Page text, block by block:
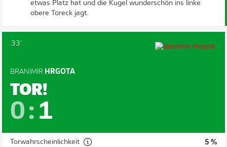
etwas Platz hat und die Kugel wunderschön ins linke
obere Toreck jagt.
33'
BRANIMIR HRGOTA
TOR!
0: 1
Torwahrscheinlichkeit 5 %